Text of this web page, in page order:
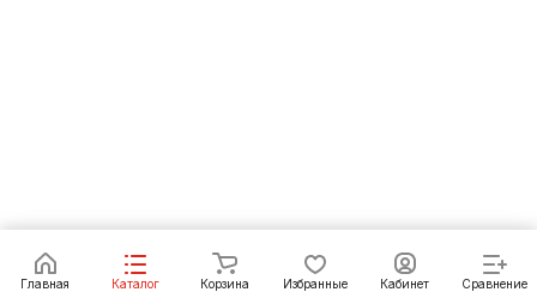
В корзину
Главная Каталог Корзина Избранные Кабинет Сравнение